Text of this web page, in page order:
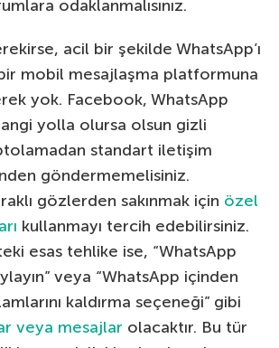
odaklanmalısınız.
acil bir şekilde WhatsApp’ı
bir mobil mesajlaşma platformuna
yok. Facebook, WhatsApp
yolla olursa olsun gizli
standart iletişim
göndermemelisiniz.
gözlerden sakınmak için özel
kullanmayı tercih edebilirsiniz.
esas tehlike ise, “WhatsApp
veya “WhatsApp içinden
kaldırma seçeneği” gibi
veya mesajlar olacaktır. Bu tür